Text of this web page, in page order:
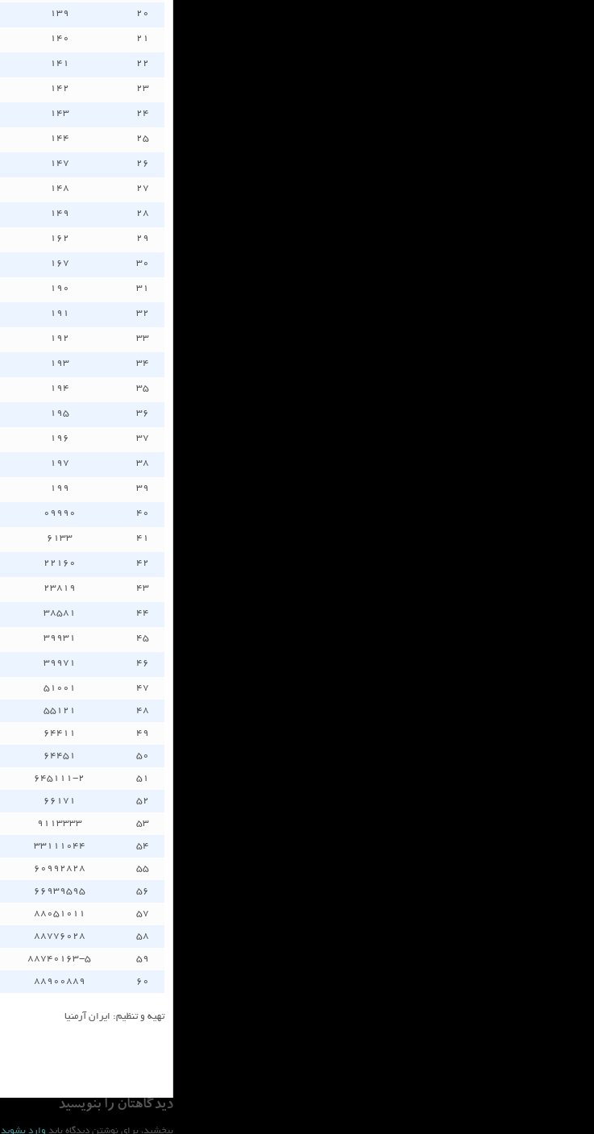
٢٠ ١٣٩
٢١ ١٤٠
٢٢ ١٤١
٢٣ ١٤٢
٢٤ ١٤٣
٢٥ ١٤٤
٢٦ ١٤٧
٢٧ ١٤٨
٢٨ ١٤٩
٢٩ ١٦٢
٣٠ ١٦٧
٣١ ١٩٠
٣٢ ١٩١
٣٣ ١٩٢
٣٤ ١٩٣
٣٥ ١٩٤
٣٦ ١٩٥
٣٧ ١٩٦
٣٨ ١٩٧
٣٩ ١٩٩
٤٠ ٠٩٩٩٠
٤١ ٦١٣٣
٤٢ ٢٢١٦٠
٤٣ ٢٣٨١٩
٤٤ ٣٨٥٨١
٤٥ ٣٩٩٣١
٤٦ ٣٩٩٧١
٤٧ ٥١٠٠١
٤٨ ٥٥١٢١
٤٩ ٦٤٤١١
٥٠ ٦٤٤٥١
٥١ ٢-٦٤٥١١١
٥٢ ٦٦١٧١
٥٣ ٩١١٣٣٣٣
٥٤ ٣٣١١١٠٤٤
٥٥ ٦٠٩٩٢٨٢٨
٥٦ ٦٦٩٣٩٥٩٥
٥٧ ٨٨٠٥١٠١١
٥٨ ٨٨٧٧٦٠٢٨
٥٩ ٥-٨٨٧٤٠١٦٣
٦٠ ٨٨٩٠٠٨٨٩
تهیه و تنظیم: ایران آرمنیا
دیدگاهتان را بنویسید
ببخشید، برای نوشتن دیدگاه باید وارد بشوید